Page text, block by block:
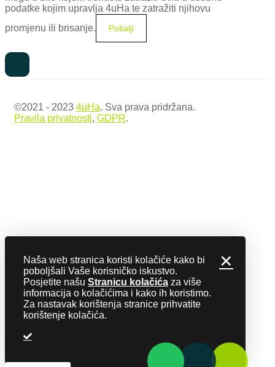
podatke kojim upravlja 4uHa te zatražiti njihovu
promjenu ili brisanje.
©2021 - 2023 4uHa. Sva prava pridržana.
Pravila privatnosti, GDPR.
Naša web stranica koristi kolačiće kako bi
poboljšali Vaše korisničko iskustvo.
Posjetite našu Stranicu kolačića za više
informacija o kolačićima i kako ih koristimo.
Za nastavak korištenja stranice prihvatite
korištenje kolačića.
✕